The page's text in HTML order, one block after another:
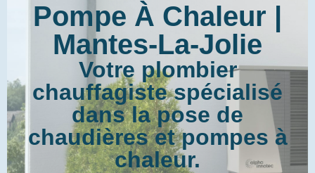
Pompe À Chaleur |
Mantes-La-Jolie
Votre plombier
chauffagiste spécialisé
dans la pose de
chaudières et pompes à
chaleur.